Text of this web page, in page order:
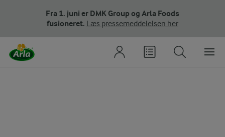
Fra 1. juni er DMK Group og Arla Foods
fusioneret. Læs pressemeddelelsen her